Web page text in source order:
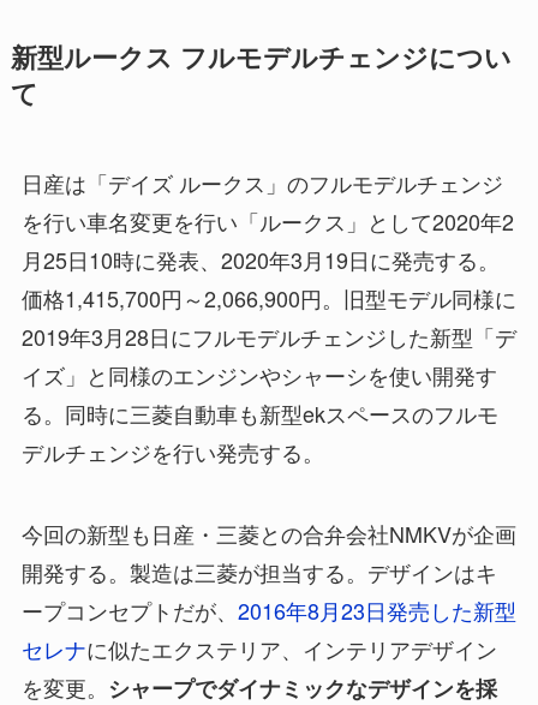
新型ルークス フルモデルチェンジについ
て
日産は「デイズ ルークス」のフルモデルチェンジ
を行い車名変更を行い「ルークス」として2020年2
月25日10時に発表、2020年3月19日に発売する。
価格1,415,700円～2,066,900円。旧型モデル同様に
2019年3月28日にフルモデルチェンジした新型「デ
イズ」と同様のエンジンやシャーシを使い開発す
る。同時に三菱自動車も新型ekスペースのフルモ
デルチェンジを行い発売する。
今回の新型も日産・三菱との合弁会社NMKVが企画
開発する。製造は三菱が担当する。デザインはキ
ープコンセプトだが、 2016年8月23日発売した新型
セレナに似たエクステリア、インテリアデザイン
を変更。 シャープでダイナミックなデザインを採